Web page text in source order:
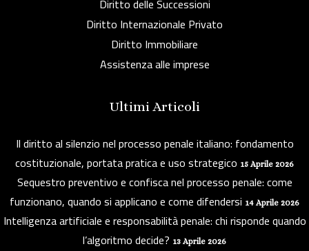
Diritto delle Successioni
Diritto Internazionale Privato
Diritto Immobiliare
Assistenza alle imprese
Ultimi Articoli
Il diritto al silenzio nel processo penale italiano: fondamento
costituzionale, portata pratica e uso strategico 15 Aprile 2026
Sequestro preventivo e confisca nel processo penale: come
funzionano, quando si applicano e come difendersi 14 Aprile 2026
Intelligenza artificiale e responsabilità penale: chi risponde quando
l’algoritmo decide? 13 Aprile 2026